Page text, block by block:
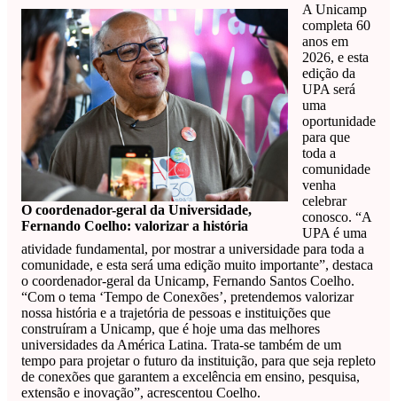
O coordenador-geral da Universidade,
Fernando Coelho: valorizar a história
A Unicamp
completa 60
anos em
2026, e esta
edição da
UPA será
uma
oportunidade
para que
toda a
comunidade
venha
celebrar
conosco. “A
UPA é uma
atividade fundamental, por mostrar a universidade para toda a
comunidade, e esta será uma edição muito importante”, destaca
o coordenador-geral da Unicamp, Fernando Santos Coelho.
“Com o tema ‘Tempo de Conexões’, pretendemos valorizar
nossa história e a trajetória de pessoas e instituições que
construíram a Unicamp, que é hoje uma das melhores
universidades da América Latina. Trata-se também de um
tempo para projetar o futuro da instituição, para que seja repleto
de conexões que garantem a excelência em ensino, pesquisa,
extensão e inovação”, acrescentou Coelho.